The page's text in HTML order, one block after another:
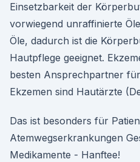
Einsetzbarkeit der
vorwiegend unraffinierte
Öle, dadurch ist die
Hautpflege geeignet.
besten Ansprechpartner
Ekzemen sind Hautärzte
Das ist besonders für
Atemwegserkrankungen
Medikamente - Hanftee!